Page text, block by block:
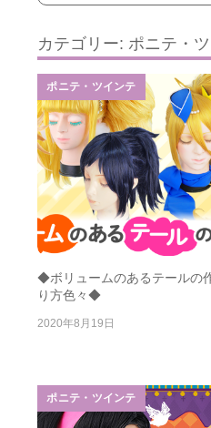
カテゴリー: ポニテ・
ポニテ・ツインテ
◆ボリュームのあるテールの
り方色々◆
2020年8月19日
ポニテ・ツインテ